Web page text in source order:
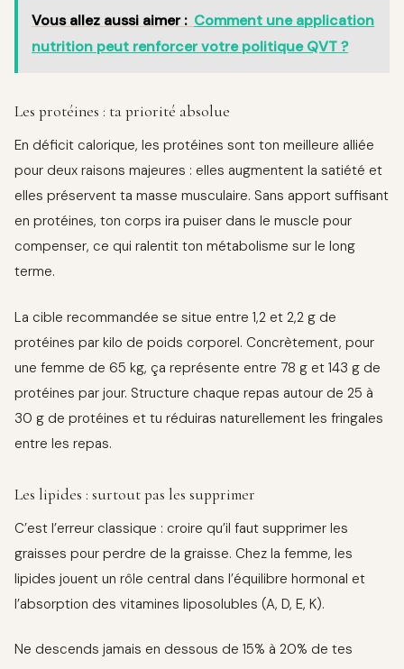
Vous allez aussi aimer : Comment une application
nutrition peut renforcer votre politique QVT ?
Les protéines : ta priorité absolue
En déficit calorique, les protéines sont ton meilleure alliée
pour deux raisons majeures : elles augmentent la satiété et
elles préservent ta masse musculaire. Sans apport suffisant
en protéines, ton corps ira puiser dans le muscle pour
compenser, ce qui ralentit ton métabolisme sur le long
terme.
La cible recommandée se situe entre 1,2 et 2,2 g de
protéines par kilo de poids corporel. Concrètement, pour
une femme de 65 kg, ça représente entre 78 g et 143 g de
protéines par jour. Structure chaque repas autour de 25 à
30 g de protéines et tu réduiras naturellement les fringales
entre les repas.
Les lipides : surtout pas les supprimer
C’est l’erreur classique : croire qu’il faut supprimer les
graisses pour perdre de la graisse. Chez la femme, les
lipides jouent un rôle central dans l’équilibre hormonal et
l’absorption des vitamines liposolubles (A, D, E, K).
Ne descends jamais en dessous de 15% à 20% de tes